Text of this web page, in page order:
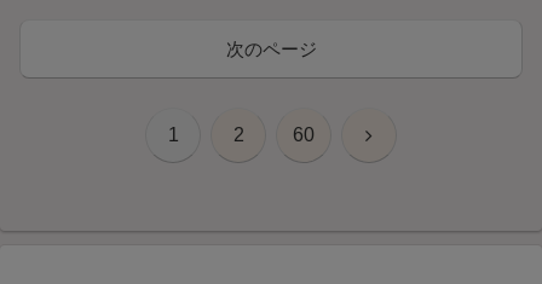
次のページ
1 2 60 次